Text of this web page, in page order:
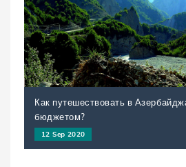
Как путешествовать в
бюджетом?
12 Sep 2020